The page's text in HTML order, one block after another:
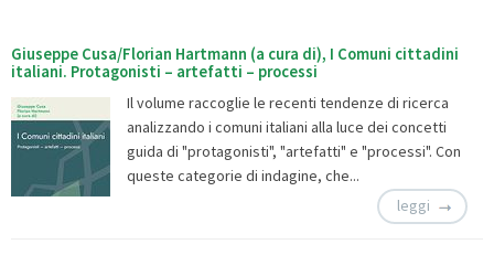
Giuseppe Cusa/Florian Hartmann (a cura di), I Comuni cittadini
italiani. Protagonisti – artefatti – processi
Il volume raccoglie le recenti tendenze di ricerca
analizzando i comuni italiani alla luce dei concetti
guida di "protagonisti", "artefatti" e "processi". Con
queste categorie di indagine, che...
leggi